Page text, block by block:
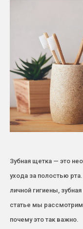
Зубная щетка — это
ухода за полостью
личной гигиены,
статье мы
почему это так важно.